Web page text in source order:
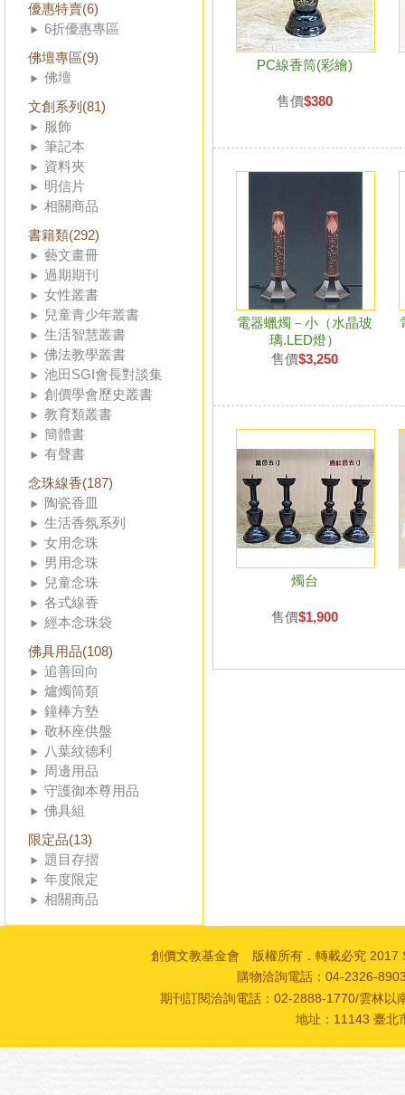
優惠特賣(6)
6折優惠專區
佛壇專區(9)
佛壇
文創系列(81)
服飾
筆記本
資料夾
明信片
相關商品
書籍類(292)
藝文畫冊
過期期刊
女性叢書
兒童青少年叢書
生活智慧叢書
佛法教學叢書
池田SGI會長對談集
創價學會歷史叢書
教育類叢書
簡體書
有聲書
念珠線香(187)
陶瓷香皿
生活香氛系列
女用念珠
男用念珠
兒童念珠
各式線香
經本念珠袋
佛具用品(108)
追善回向
爐燭筒類
鐘棒方墊
敬杯座供盤
八葉紋德利
周邊用品
守護御本尊用品
佛具組
限定品(13)
題目存摺
年度限定
相關商品
PC線香筒(彩繪)
售價$380
電器蠟燭－小（水晶玻
璃.LED燈）
售價$3,250
燭台
售價$1,900
創價文教基金會 版權所有．轉載必究 2017
購物洽詢電話：04-2326-
期刊訂閱洽詢電話：02-2888-1770/雲林
地址：11143 臺北